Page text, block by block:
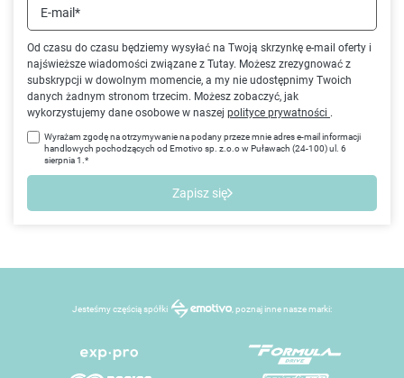
Od czasu do czasu będziemy wysyłać na Twoją skrzynkę e-mail oferty i
najświeższe wiadomości związane z Tutay. Możesz zrezygnować z
subskrypcji w dowolnym momencie, a my nie udostępnimy Twoich
danych żadnym stronom trzecim. Możesz zobaczyć, jak
wykorzystujemy dane osobowe w naszej polityce prywatności .
E-mail*
Wyrażam zgodę na otrzymywanie na podany przeze mnie adres e-mail informacji
handlowych pochodzących od Emotivo sp. z.o.o w Puławach (24-100) ul. 6
sierpnia 1.*
Zapisz się
Jesteśmy częścią spółki , poznaj inne nasze marki: